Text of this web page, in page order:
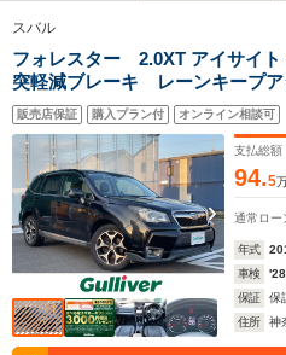
スバル
フォレスター 2.0XT アイサイ
突軽減ブレーキ レーンキープ
外ナビ パワーバックドア 前席
シート シートヒーター レーダ
ル ETC バックカメラ 4WD
販売店保証 購入プラン付 オンライン相談可
支払総額
94.5
通常ロー
年式
車検
保証
保
住所
神